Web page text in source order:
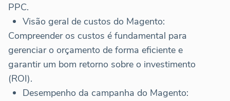
PPC.
Visão geral de custos do Magento:
Compreender os custos é fundamental para
gerenciar o orçamento de forma eficiente e
garantir um bom retorno sobre o investimento
(ROI).
Desempenho da campanha do Magento: